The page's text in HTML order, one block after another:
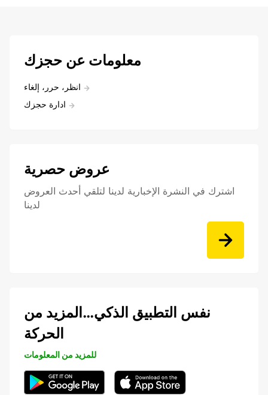
معلومات عن حجزك
انظر، حرر، إلغاء
ادارة حجزك
عروض حصرية
اشترك في النشرة الإخبارية لدينا لتلقي أحدث العروض
لدينا
نفس التطبيق الذكي…المزيد من
الحركة
للمزيد من المعلومات